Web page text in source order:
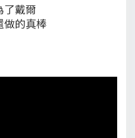
了戴爾
做的真棒